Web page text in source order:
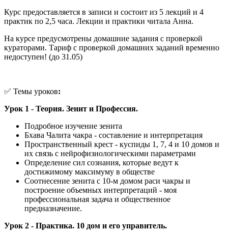
Курс предоставляется в записи и состоит из 5 лекций и 4
практик по 2,5 часа. Лекции и практики читала Анна.
На курсе предусмотрены домашние задания с проверкой
кураторами. Тариф с проверкой домашних заданий временно
недоступен! (до 31.05)
✅ Темы уроков:
Урок 1 - Теория. Зенит и Профессия.
Подробное изучение зенита
Бхава Чалита чакра - составление и интерпретация
Пространственный крест - куспиды 1, 7, 4 и 10 домов и
их связь с нейрофизиологическими параметрами
Определение сил сознания, которые ведут к
достижимому максимуму в обществе
Соотнесение зенита с 10-м домом раси чакры и
построение объемных интерпретаций - моя
профессиональная задача и общественное
предназначение.
Урок 2 - Практика. 10 дом и его управитель.